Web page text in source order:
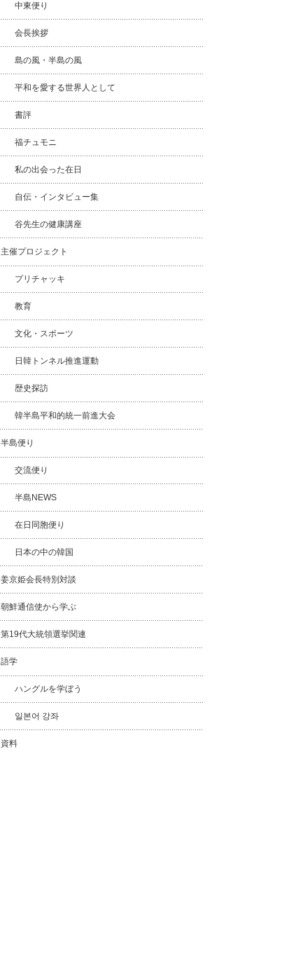
中東便り
会長挨拶
島の風・半島の風
平和を愛する世界人として
書評
福チュモニ
私の出会った在日
自伝・インタビュー集
谷先生の健康講座
主催プロジェクト
プリチャッキ
教育
文化・スポーツ
日韓トンネル推進運動
歴史探訪
韓半島平和的統一前進大会
半島便り
交流便り
半島NEWS
在日同胞便り
日本の中の韓国
姜京姫会長特別対談
朝鮮通信使から学ぶ
第19代大統領選挙関連
語学
ハングルを学ぼう
일본어 강좌
資料